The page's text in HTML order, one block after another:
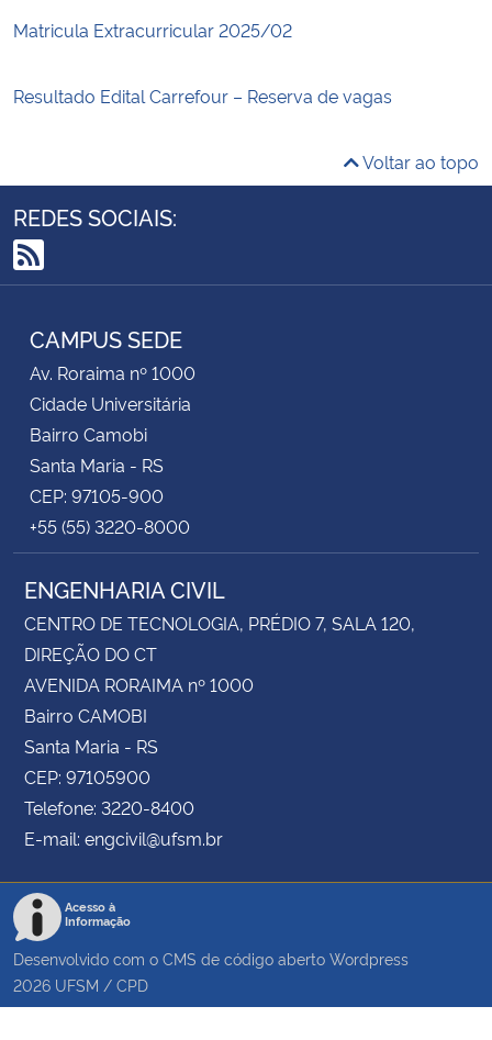
Matricula Extracurricular 2025/02
Resultado Edital Carrefour – Reserva de vagas
Voltar ao topo
REDES SOCIAIS:
RSS
CAMPUS SEDE
Av. Roraima nº 1000
Cidade Universitária
Bairro Camobi
Santa Maria - RS
CEP: 97105-900
+55 (55) 3220-8000
ENGENHARIA CIVIL
CENTRO DE TECNOLOGIA, PRÉDIO 7, SALA 120,
DIREÇÃO DO CT
AVENIDA RORAIMA nº 1000
Bairro CAMOBI
Santa Maria - RS
CEP: 97105900
Telefone: 3220-8400
E-mail: engcivil@ufsm.br
Acesso à
Informação
Desenvolvido com o CMS de código aberto Wordpress
2026 UFSM / CPD